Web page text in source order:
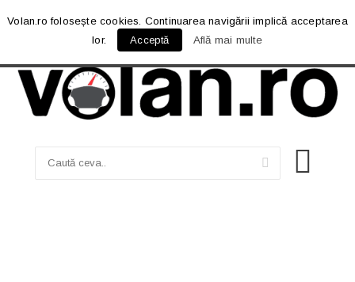
Volan.ro folosește cookies. Continuarea navigării implică acceptarea
lor.
Acceptă Află mai multe